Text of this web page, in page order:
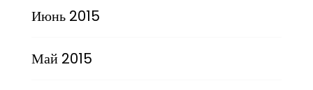
Июнь 2015
Май 2015